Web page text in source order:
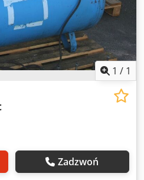
1 / 1
Zadzwoń